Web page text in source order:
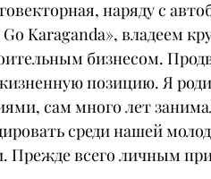
наряду с
Karaganda», владеем
бизнесом.
позицию. Я
сам много лет
среди нашей
Прежде всего личным